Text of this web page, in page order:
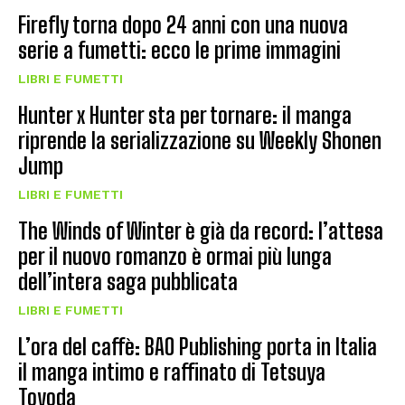
Firefly torna dopo 24 anni con una nuova
serie a fumetti: ecco le prime immagini
LIBRI E FUMETTI
Hunter x Hunter sta per tornare: il manga
riprende la serializzazione su Weekly Shonen
Jump
LIBRI E FUMETTI
The Winds of Winter è già da record: l’attesa
per il nuovo romanzo è ormai più lunga
dell’intera saga pubblicata
LIBRI E FUMETTI
L’ora del caffè: BAO Publishing porta in Italia
il manga intimo e raffinato di Tetsuya
Toyoda